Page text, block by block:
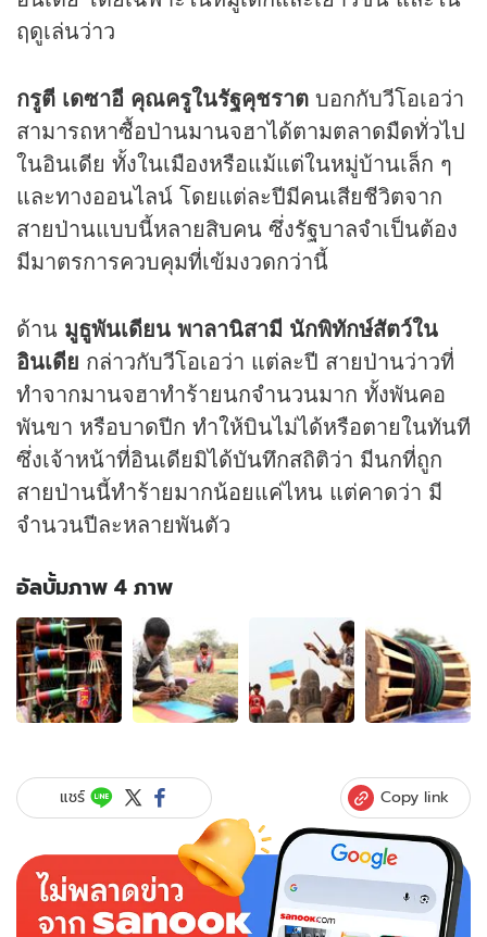
ฤดูเล่นว่าว
กรูตี เดซาอี คุณครูในรัฐคุชราต บอกกับวีโอเอว่า
สามารถหาซื้อป่านมานจฮาได้ตามตลาดมืดทั่วไป
ในอินเดีย ทั้งในเมืองหรือแม้แต่ในหมู่บ้านเล็ก ๆ
และทางออนไลน์ โดยแต่ละปีมีคนเสียชีวิตจาก
สายป่านแบบนี้หลายสิบคน ซึ่งรัฐบาลจำเป็นต้อง
มีมาตรการควบคุมที่เข้มงวดกว่านี้
ด้าน มูธูพันเดียน พาลานิสามี นักพิทักษ์สัตว์ใน
อินเดีย กล่าวกับวีโอเอว่า แต่ละปี สายป่านว่าวที่
ทำจากมานจฮาทำร้ายนกจำนวนมาก ทั้งพันคอ
พันขา หรือบาดปีก ทำให้บินไม่ได้หรือตายในทันที
ซึ่งเจ้าหน้าที่อินเดียมิได้บันทึกสถิติว่า มีนกที่ถูก
สายป่านนี้ทำร้ายมากน้อยแค่ไหน แต่คาดว่า มี
จำนวนปีละหลายพันตัว
อัลบั้มภาพ 4 ภาพ
อัลบั้ม
ภาพ
4
ภาพ
ของ
"ศึก
สาย
ว่าว"
สังหาร
ชาว
บ้าน
แชร์ Copy link